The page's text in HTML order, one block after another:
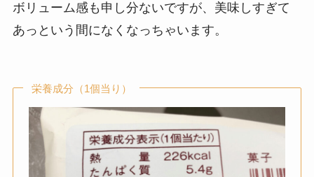
ボリューム感も申し分ないですが、美味しすぎて
あっという間になくなっちゃいます。
栄養成分（1個当り）